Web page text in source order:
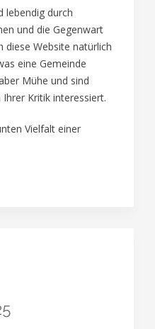
lebendig durch
und die Gegenwart
diese Website natürlich
eine Gemeinde
Mühe und sind
Kritik interessiert.
Vielfalt einer